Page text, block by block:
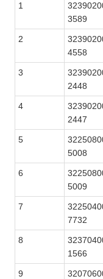
1
3589
2
4558
3
2448
4
2447
5
5008
6
5009
7
7732
8
1566
9